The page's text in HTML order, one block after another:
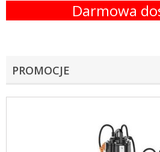
Darmowa
PROMOCJE